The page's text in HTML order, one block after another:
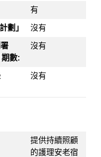
有
劃」 沒有
期數:
沒有
沒有
提供持續照顧
的護理安老宿